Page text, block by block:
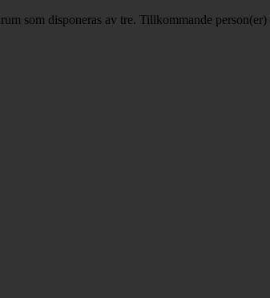
som disponeras av tre. Tillkommande